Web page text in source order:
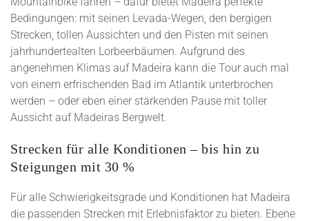
Bedingungen: mit seinen Levada-Wegen, den bergigen
Strecken, tollen Aussichten und den Pisten mit seinen
jahrhundertealten Lorbeerbäumen. Aufgrund des
angenehmen Klimas auf Madeira kann die Tour auch mal
von einem erfrischenden Bad im Atlantik unterbrochen
werden – oder eben einer stärkenden Pause mit toller
Aussicht auf Madeiras Bergwelt.
Strecken für alle Konditionen – bis hin zu
Steigungen mit 30 %
Für alle Schwierigkeitsgrade und Konditionen hat Madeira
die passenden Strecken mit Erlebnisfaktor zu bieten. Ebene